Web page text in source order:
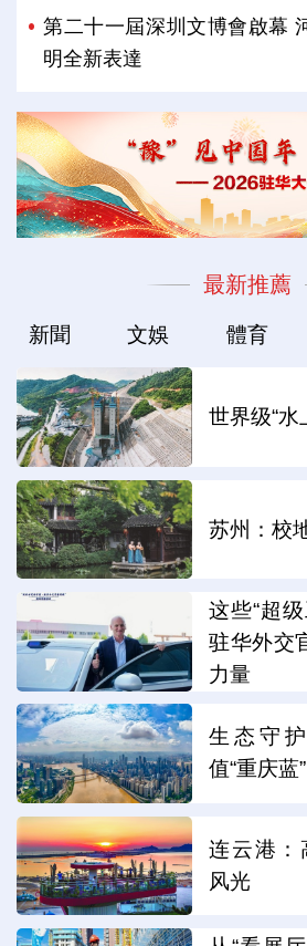
第二十一屆深圳文博會啟幕
明全新表達
最新推薦
新聞 文娛 體育
世界级“水
苏州：校
这些“超
驻华外交
力量
生态守
值“重庆蓝”
连云港：
风光